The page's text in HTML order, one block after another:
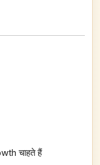
चाहते हैं